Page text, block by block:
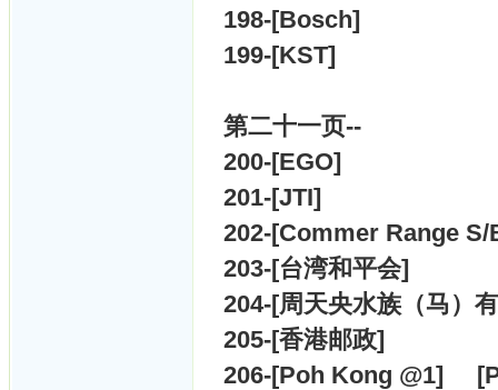
198-[Bosch]
199-[KST]
第二十一页--
200-[EGO]
201-[JTI]
202-[Commer Range S/
203-[台湾和平会]
204-[周天央水族（马）
205-[香港邮政]
206-[Poh Kong @1] [